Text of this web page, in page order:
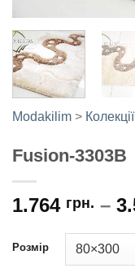
Modakilim > Колекції
Fusion-3303B
1.764 грн. –
Розмір